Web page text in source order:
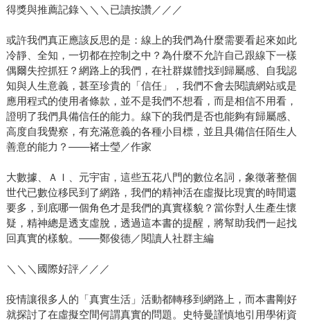
得獎與推薦記錄＼＼＼已讀按讚／／／
或許我們真正應該反思的是：線上的我們為什麼需要看起來如此
冷靜、全知，一切都在控制之中？為什麼不允許自己跟線下一樣
偶爾失控抓狂？網路上的我們，在社群媒體找到歸屬感、自我認
知與人生意義，甚至珍貴的「信任」，我們不會去閱讀網站或是
應用程式的使用者條款，並不是我們不想看，而是相信不用看，
證明了我們具備信任的能力。線下的我們是否也能夠有歸屬感、
高度自我覺察，有充滿意義的各種小目標，並且具備信任陌生人
善意的能力？——褚士瑩／作家
大數據、ＡＩ、元宇宙，這些五花八門的數位名詞，象徵著整個
世代已數位移民到了網路，我們的精神活在虛擬比現實的時間還
要多，到底哪一個角色才是我們的真實樣貌？當你對人生產生懷
疑，精神總是透支虛脫，透過這本書的提醒，將幫助我們一起找
回真實的樣貌。——鄭俊德／閱讀人社群主編
＼＼＼國際好評／／／
疫情讓很多人的「真實生活」活動都轉移到網路上，而本書剛好
就探討了在虛擬空間何謂真實的問題。史特曼謹慎地引用學術資